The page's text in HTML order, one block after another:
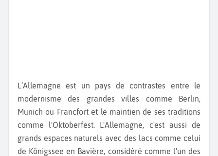
L’Allemagne est un pays de contrastes entre le
modernisme des grandes villes comme Berlin,
Munich ou Francfort et le maintien de ses traditions
comme l'Oktoberfest. L'Allemagne, c'est aussi de
grands espaces naturels avec des lacs comme celui
de Königssee en Bavière, considéré comme l'un des